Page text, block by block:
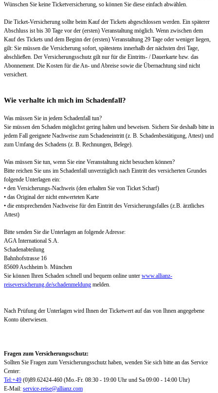
Wünschen Sie keine Ticketversicherung, so können Sie diese einfach abwählen.
Die Ticket-Versicherung sollte beim Kauf der Tickets abgeschlossen werden. Ein späterer
Abschluss ist bis 30 Tage vor der (ersten) Veranstaltung möglich. Wenn zwischen dem
Kauf des Tickets und dem Beginn der (ersten) Veranstaltung 29 Tage oder weniger liegen,
gilt: Sie müssen die Versicherung sofort, spätestens innerhalb der nächsten drei Tage,
abschließen. Der Versicherungsschutz gilt nur für die Eintritts- / Dauerkarte bzw. das
Abonnement. Die Kosten für die An- und Abreise sowie die Übernachtung sind nicht
versichert.
Wie verhalte ich mich im Schadenfall?
Was müssen Sie in jedem Schadenfall tun?
Sie müssen den Schaden möglichst gering halten und beweisen. Sichern Sie deshalb bitte in
jedem Fall geeignete Nachweise zum Schadeneintritt (z. B. Schadenbestätigung, Attest) und
zum Umfang des Schadens (z. B. Rechnungen, Belege).
Was müssen Sie tun, wenn Sie eine Veranstaltung nicht besuchen können?
Bitte reichen Sie uns im Schadenfall unverzüglich nach Eintritt des versicherten Grundes
folgende Unterlagen ein:
• den Versicherungs-Nachweis (den erhalten Sie von Ticket Scharf)
• das Original der nicht entwerteten Karte
• die entsprechenden Nachweise für den Eintritt des Versicherungsfalles (z.B. ärztliches
Attest)
Bitte senden Sie die Unterlagen an folgende Adresse:
AGA International S.A.
Schadenabteilung
Bahnhofstrasse 16
85609 Aschheim b. München
Sie können Ihren Schaden schnell und bequem online unter www.allianz-
reiseversicherung.de/schadenmeldung melden.
Nach Prüfung der Unterlagen wird Ihnen der Ticketwert auf das von Ihnen angegebene
Konto überwiesen.
Fragen zum Versicherungsschutz:
Sollten Sie Fragen zum Versicherungsschutz haben, wenden Sie sich bitte an das Service
Center:
Tel:+49 (0)89.62424-460 (Mo.-Fr. 08:30 - 19:00 Uhr und Sa 09:00 - 14:00 Uhr)
E-Mail: service-reise@allianz.com